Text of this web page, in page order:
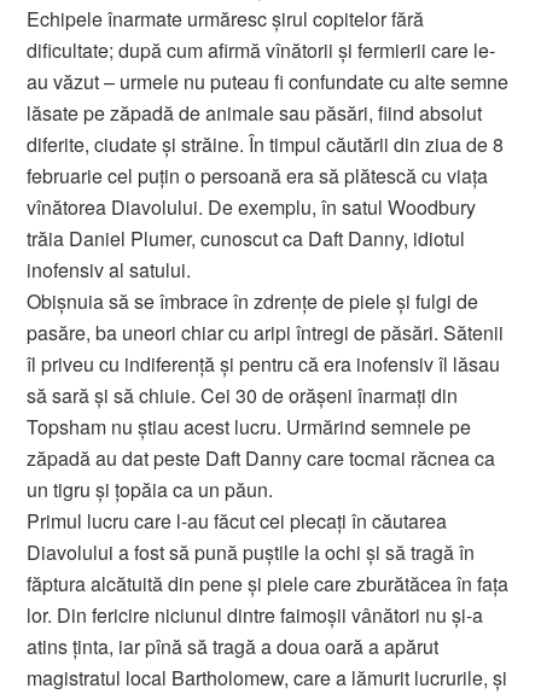
Echipele înarmate urmăresc şirul copitelor fără
dificultate; după cum afirmă vînătorii şi fermierii care le-
au văzut – urmele nu puteau fi confundate cu alte semne
lăsate pe zăpadă de animale sau păsări, fiind absolut
diferite, ciudate şi străine. În timpul căutării din ziua de 8
februarie cel puţin o persoană era să plătescă cu viaţa
vînătorea Diavolului. De exemplu, în satul Woodbury
trăia Daniel Plumer, cunoscut ca Daft Danny, idiotul
inofensiv al satului.
Obişnuia să se îmbrace în zdrenţe de piele şi fulgi de
pasăre, ba uneori chiar cu aripi întregi de păsări. Sătenii
îl priveu cu indiferență şi pentru că era inofensiv îl lăsau
să sară şi să chiuie. Cei 30 de orăşeni înarmaţi din
Topsham nu ştiau acest lucru. Urmărind semnele pe
zăpadă au dat peste Daft Danny care tocmai răcnea ca
un tigru şi ţopăia ca un păun.
Primul lucru care l-au făcut cei plecaţi în căutarea
Diavolului a fost să pună puştile la ochi şi să tragă în
făptura alcătuită din pene şi piele care zburătăcea în faţa
lor. Din fericire niciunul dintre faimoşii vânători nu şi-a
atins ţinta, iar pînă să tragă a doua oară a apărut
magistratul local Bartholomew, care a lămurit lucrurile, şi